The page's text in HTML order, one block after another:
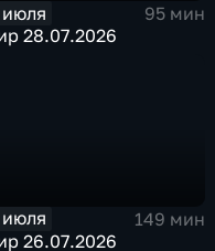
95 мин
28.07.2026
149 мин
26.07.2026